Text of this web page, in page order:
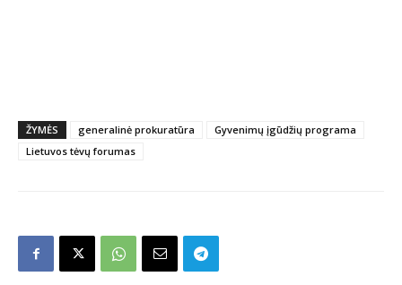
ŽYMĖS generalinė prokuratūra
Gyvenimų įgūdžių programa
Lietuvos tėvų forumas